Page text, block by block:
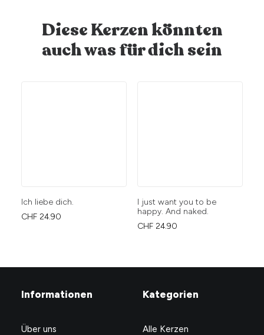
Diese Kerzen könnten
auch was für dich sein
Ich liebe dich.
CHF 24.90
I just want you to be
happy. And naked.
CHF 24.90
Informationen
Über uns
Kategorien
Alle Kerzen